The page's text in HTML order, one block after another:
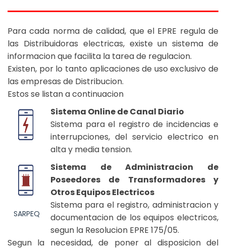
Para cada norma de calidad, que el EPRE regula de
las Distribuidoras electricas, existe un sistema de
informacion que facilita la tarea de regulacion.
Existen, por lo tanto aplicaciones de uso exclusivo de
las empresas de Distribucion.
Estos se listan a continuacion
Sistema Online de Canal Diario
Sistema para el registro de incidencias e
interrupciones, del servicio electrico en
alta y media tension.
SARPEQ
Sistema de Administracion de
Poseedores de Transformadores y
Otros Equipos Electricos
Sistema para el registro, administracion y
documentacion de los equipos electricos,
segun la Resolucion EPRE 175/05.
Segun la necesidad, de poner al disposicion del